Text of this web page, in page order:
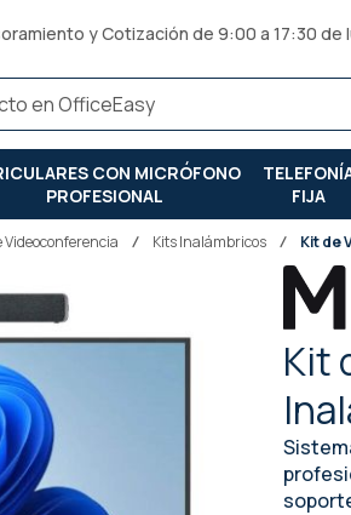
y Cotización de 9:00 a 17:30 de
CON MICRÓFONO
PROFESIONAL
FIJA
Videoconferencia Kits Inalámbricos Kit de
Kit